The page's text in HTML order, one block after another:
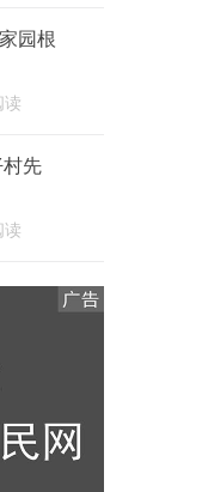
园根
读
先
读